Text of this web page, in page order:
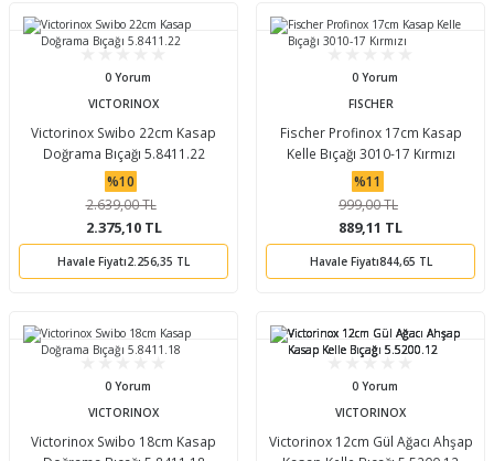
0 Yorum
VICTORINOX
Victorinox Swibo 22cm Kasap
Doğrama Bıçağı 5.8411.22
%10
2.639,00 TL
2.375,10 TL
Havale Fiyatı2.256,35 TL
0 Yorum
FISCHER
Fischer Profinox 17cm Kasap
Kelle Bıçağı 3010-17 Kırmızı
%11
999,00 TL
889,11 TL
Havale Fiyatı844,65 TL
0 Yorum
VICTORINOX
Victorinox Swibo 18cm Kasap
0 Yorum
VICTORINOX
Victorinox 12cm Gül Ağacı Ahşap